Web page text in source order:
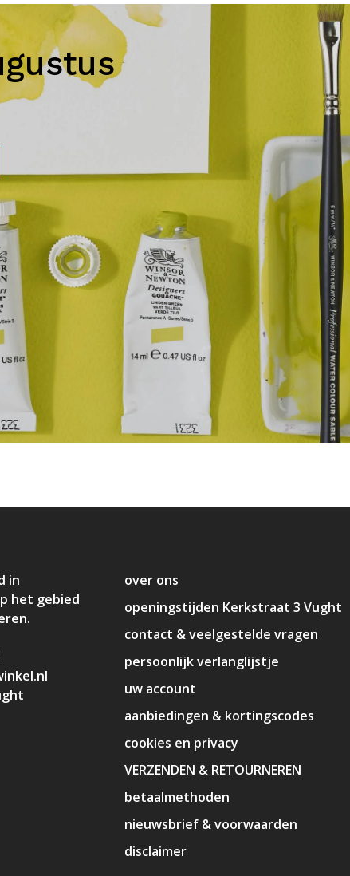
in
het gebied
over ons
openingstijden Kerkstraat 3 Vught
contact & veelgestelde vragen
persoonlijk verlanglijstje
uw account
aanbiedingen & kortingscodes
cookies en privacy
VERZENDEN & RETOURNEREN
betaalmethoden
nieuwsbrief & voorwaarden
disclaimer